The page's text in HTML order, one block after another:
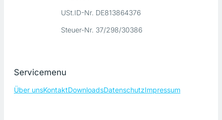
USt.ID-Nr. DE813864376
Steuer-Nr. 37/298/30386
Servicemenu
Über unsKontaktDownloadsDatenschutzImpressum